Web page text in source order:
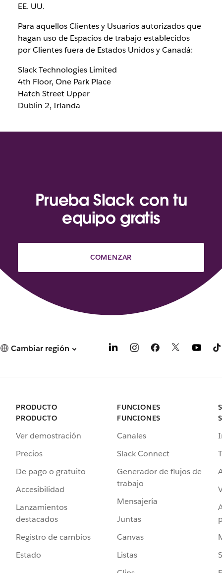
EE. UU.
Para aquellos Clientes y Usuarios autorizados que
hagan uso de Espacios de trabajo establecidos
por Clientes fuera de Estados Unidos y Canadá:
Slack Technologies Limited
4th Floor, One Park Place
Hatch Street Upper
Dublin 2, Irlanda
Prueba Slack con tu
equipo gratis
COMENZAR
Cambiar región
PRODUCTO
PRODUCTO
Ver demostración
Precios
De pago o gratuito
Accesibilidad
Lanzamientos
destacados
Registro de cambios
Estado
FUNCIONES
FUNCIONES
Canales
Slack Connect
Generador de flujos de
trabajo
Mensajería
Juntas
Canvas
Listas